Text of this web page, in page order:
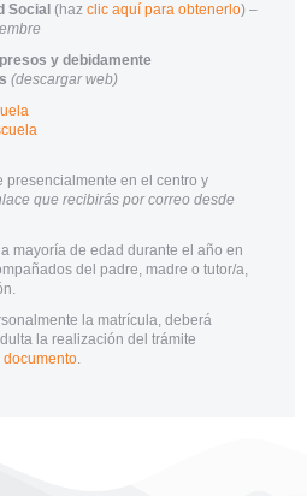
Social (haz clic aquí para obtenerlo) –
y debidamente
(descargar web)
presencialmente en el centro y
que recibirás por correo desde
mayoría de edad durante el año en
del padre, madre o tutor/a,
la matrícula, deberá
la realización del trámite
documento.